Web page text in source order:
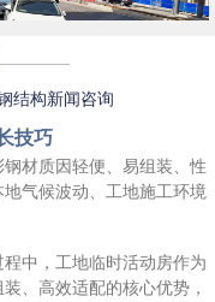
结构新闻咨询
技巧
材质因轻便、易组装、性
气候波动、工地施工环境
其使用周期、降低工地周
时活动房的使用安全，适
中，工地临时活动房作为
、高效适配的核心优势，